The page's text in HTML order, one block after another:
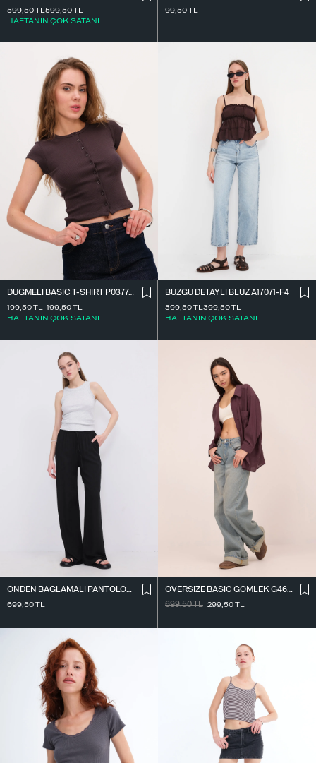
599,50TL
HAFTANIN ÇOK SATANI
599,50TL
99,50TL
DÜĞMELI BASIC T-SHIRT P0377-K12
199,50TL
HAFTANIN ÇOK SATANI
199,50TL
BÜZGÜ DETAYLI BLUZ A17071-F4
399,50TL
HAFTANIN ÇOK SATANI
399,50TL
ÖNDEN BAĞLAMALI PANTOLON PN16791-W12
699,50TL
OVERSIZE BASIC GÖMLEK G4612-Z2
699,50TL 299,50TL